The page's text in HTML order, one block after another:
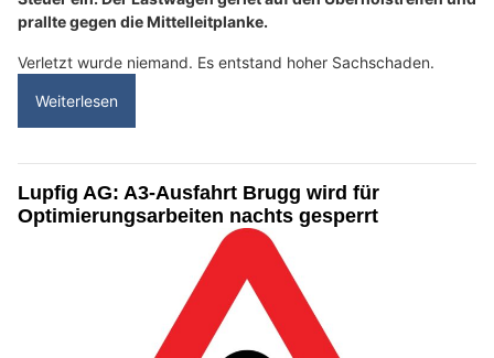
prallte gegen die Mittelleitplanke.
Verletzt wurde niemand. Es entstand hoher Sachschaden.
Weiterlesen
Lupfig AG: A3-Ausfahrt Brugg wird für
Optimierungsarbeiten nachts gesperrt